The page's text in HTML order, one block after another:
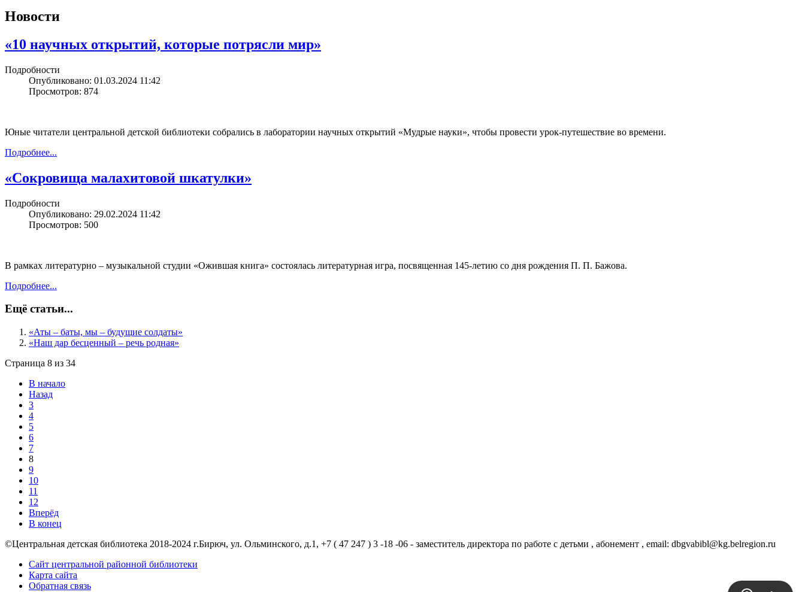
Новости
«10 научных открытий, которые потрясли мир»
Подробности
Опубликовано: 01.03.2024 11:42
Просмотров: 874
Юные читатели центральной детской библиотеки собрались в лаборатории научных открытий «Мудрые науки», чтобы провести урок-путешествие во времени.
Подробнее...
«Сокровища малахитовой шкатулки»
Подробности
Опубликовано: 29.02.2024 11:42
Просмотров: 500
В рамках литературно – музыкальной студии «Ожившая книга» состоялась литературная игра, посвященная 145-летию со дня рождения П. П. Бажова.
Подробнее...
Ещё статьи...
«Аты – баты, мы – будущие солдаты»
«Наш дар бесценный – речь родная»
Страница 8 из 34
В начало
Назад
3
4
5
6
7
8
9
10
11
12
Вперёд
В конец
©Центральная детская библиотека 2018-2024 г.Бирюч, ул. Ольминского, д.1, +7 ( 47 247 ) 3 -18 -06 - заместитель директора по работе с детьми , абонемент , email: dbgvabibl@kg.belregion.ru
Сайт центральной районной библиотеки
Карта сайта
Обратная связь